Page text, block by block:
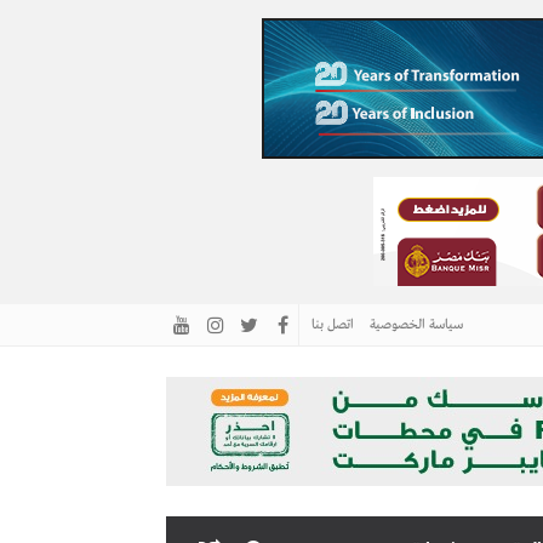
سياسة الخصوصية اتصل بنا